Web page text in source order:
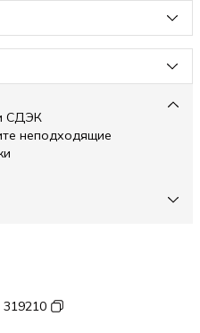
СДЭК
неподходящие
319210